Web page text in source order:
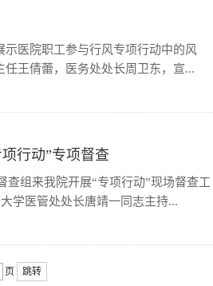
医院职工参与行风专项行动中的风
王倩蕾，医务处处长周卫东，宣...
行动”专项督查
组来我院开展“专项行动”现场督查工
学医管处处长唐靖一同志主持...
页 跳转